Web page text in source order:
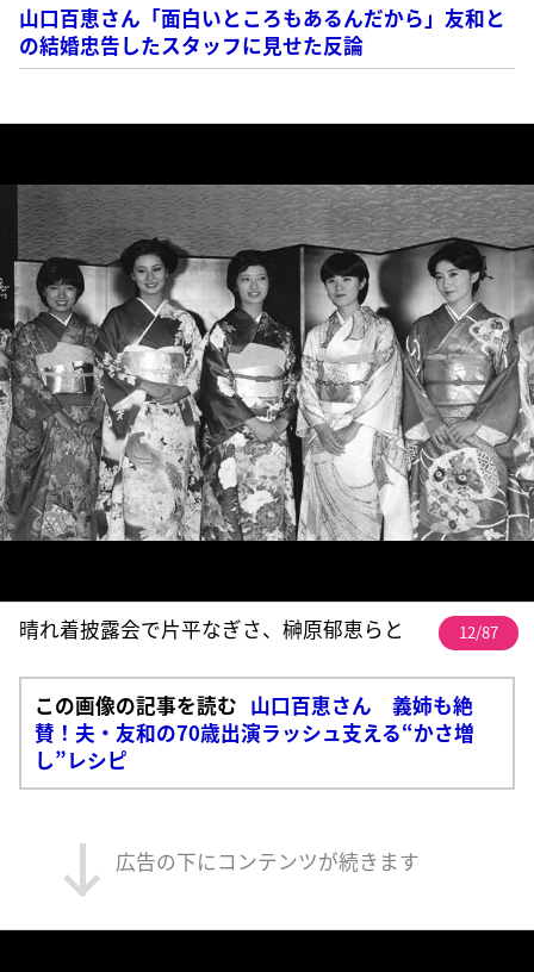
山口百恵さん「面白いところもあるんだから」友和と
の結婚忠告したスタッフに見せた反論
晴れ着披露会で片平なぎさ、榊原郁恵らと 12/87
この画像の記事を読む 山口百恵さん 義姉も絶
賛！夫・友和の70歳出演ラッシュ支える“かさ増
し”レシピ
広告の下にコンテンツが続きます